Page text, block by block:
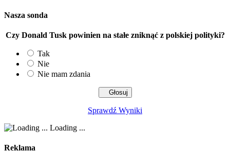
Nasza sonda
Czy Donald Tusk powinien na stałe zniknąć z polskiej polityki?
Tak
Nie
Nie mam zdania
Sprawdź Wyniki
Loading ...
Reklama